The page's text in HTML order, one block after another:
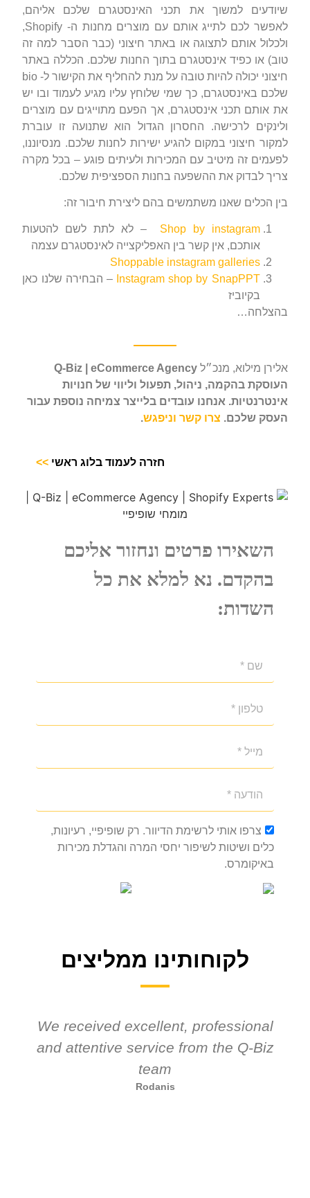
שיודעים למשוך את תכני האינסטגרם שלכם אליהם,
לאפשר לכם לתייג אותם עם מוצרים מחנות ה- Shopify,
ולכלול אותם לתצוגה או באתר חיצוני (כבר הסבר למה זה
טוב) או כפיד אינסטגרם בתוך החנות שלכם. הכללה באתר
חיצוני יכולה להיות טובה על מנת להחליף את הקישור ל- bio
שלכם באינסטגרם, כך שמי שלוחץ עליו מגיע לעמוד ובו יש
את אותם תכני אינסטגרם, אך הפעם מתוייגים עם מוצרים
ולינקים לרכישה. החסרון הגדול הוא שתנועה זו עוברת
למקור חיצוני במקום להגיע ישירות לחנות שלכם. מנסיוננו,
לפעמים זה מיטיב עם המכירות ולעיתים פוגע – בכל מקרה
צריך לבדוק את ההשפעה בחנות הספציפית שלכם.
בין הכלים שאנו משתמשים בהם ליצירת חיבור זה:
Shop by instagram – לא לתת לשם להטעות
אותכם, אין קשר בין האפליקצייה לאינסטגרם עצמה
Shoppable instagram galleries
Instagram shop by SnapPPT – הבחירה שלנו כאן
בקיוביז
בהצלחה…
אלירן מילוא, מנכ״לQ-Biz | eCommerce Agency
העוסקת בהקמה, ניהול, תפעול וליווי של חנויות
אינטרנטיות. אנחנו עובדים בלייצר צמיחה נוספת עבור
העסק שלכם. צרו קשר וניפגש.
חזרה לעמוד בלוג ראשי >>
השאירו פרטים ונחזור אליכם
בהקדם. נא למלא את כל
השדות:
צרפו אותי לרשימת הדיוור. רק שופיפיי, רעיונות,
כלים ושיטות לשיפור יחסי המרה והגדלת מכירות
באיקומרס.
לקוחותינו ממליצים
We received excellent, professional
and attentive service from the Q-Biz
team
Rodanis